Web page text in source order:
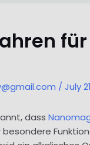
/ July
dass